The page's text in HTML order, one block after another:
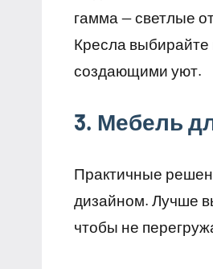
гамма — светлые
Кресла выбирайте
создающими уют.
3. Мебель
Практичные
дизайном. Лучше
чтобы не